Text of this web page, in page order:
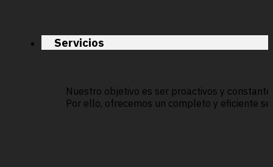
Servicios
Nuestro objetivo es ser proactivos y
Por ello, ofrecemos un completo y eficiente